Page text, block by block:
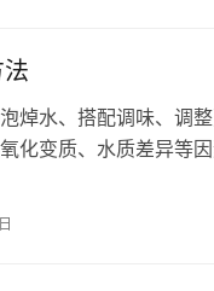
焯水、搭配调味、调
化变质、水质差异等